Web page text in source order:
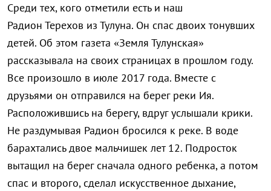
Среди тех, кого отметили есть и наш
Радион Терехов из Тулуна. Он спас двоих тонувших
детей. Об этом газета «Земля Тулунская»
рассказывала на своих страницах в прошлом году.
Все произошло в июле 2017 года. Вместе с
друзьями он отправился на берег реки Ия.
Расположившись на берегу, вдруг услышали крики.
Не раздумывая Радион бросился к реке. В воде
барахтались двое мальчишек лет 12. Подросток
вытащил на берег сначала одного ребенка, а потом
спас и второго, сделал искусственное дыхание,